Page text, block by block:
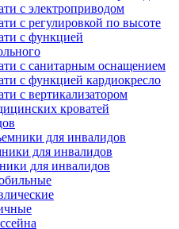
с электроприводом
с регулировкой по высоте
с функцией
с санитарным оснащением
с функцией кардиокресло
с вертикализатором
кроватей
для инвалидов
для инвалидов
для инвалидов